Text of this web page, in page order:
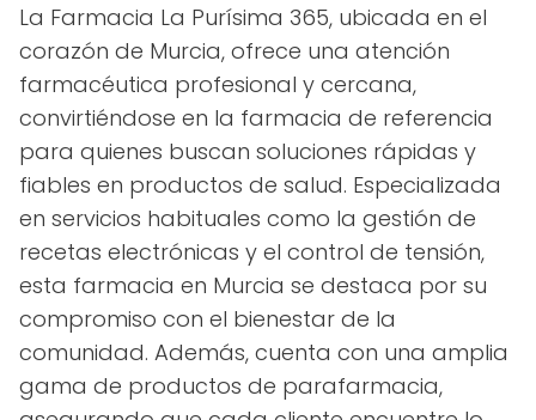
La Farmacia La Purísima 365, ubicada en el
corazón de Murcia, ofrece una atención
farmacéutica profesional y cercana,
convirtiéndose en la farmacia de referencia
para quienes buscan soluciones rápidas y
fiables en productos de salud. Especializada
en servicios habituales como la gestión de
recetas electrónicas y el control de tensión,
esta farmacia en Murcia se destaca por su
compromiso con el bienestar de la
comunidad. Además, cuenta con una amplia
gama de productos de parafarmacia,